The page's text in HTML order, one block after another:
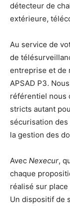
détecteur de
extérieure,
Au service de
de
entreprise et de
APSAD P3.
référentiel nous
stricts autant
sécurisation
la gestion des
Avec Nexecur,
chaque
réalisé sur
Un dispositif de